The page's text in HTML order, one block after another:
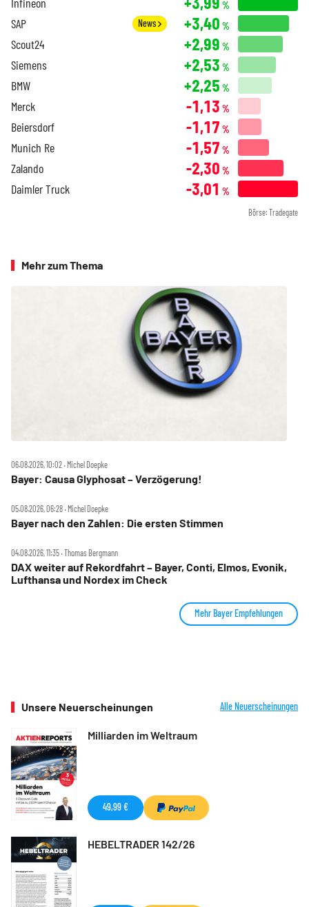
%
SAP News +3,40 %
Scout24 +2,99 %
Siemens +2,53 %
BMW +2,25 %
Merck -1,13 %
Beiersdorf -1,17 %
Munich Re -1,57 %
Zalando -2,30 %
Daimler Truck -3,01 %
Börse: Tradegate
Mehr zum Thema
06.08.2026, 10:02 ‧ Michel Doepke
Bayer: Causa Glyphosat – Verzögerung!
05.08.2026, 06:28 ‧ Michel Doepke
Bayer nach den Zahlen: Die ersten Stimmen
04.08.2026, 11:35 ‧ Thomas Bergmann
DAX weiter auf Rekordfahrt – Bayer, Conti, Elmos, Evonik,
Lufthansa und Nordex im Check
Mehr Bayer Empfehlungen
Unsere Neuerscheinungen Alle Neuerscheinungen
Milliarden im Weltraum
49,99 €
HEBELTRADER 142/26